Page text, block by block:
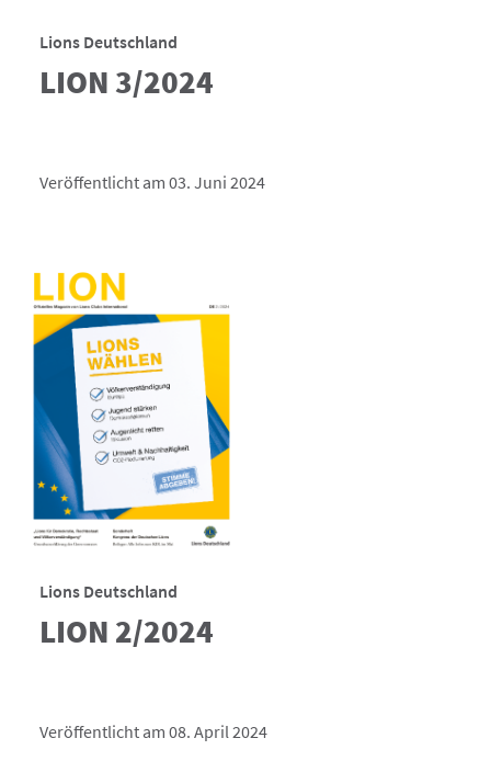
Lions Deutschland
LION 3/2024
Veröffentlicht am 03. Juni 2024
Lions Deutschland
LION 2/2024
Veröffentlicht am 08. April 2024